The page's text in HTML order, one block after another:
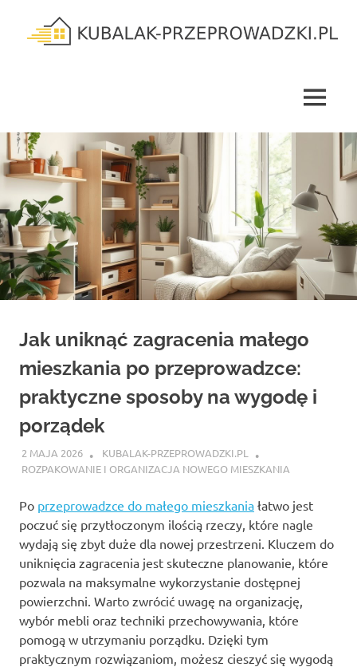
content
MENU
Jak uniknąć zagracenia małego
mieszkania po przeprowadzce:
praktyczne sposoby na wygodę i
porządek
2 MAJA 2026
KUBALAK-PRZEPROWADZKI.PL
ROZPAKOWANIE I ORGANIZACJA NOWEGO MIESZKANIA
Po przeprowadzce do małego mieszkania łatwo jest
poczuć się przytłoczonym ilością rzeczy, które nagle
wydają się zbyt duże dla nowej przestrzeni. Kluczem do
uniknięcia zagracenia jest skuteczne planowanie, które
pozwala na maksymalne wykorzystanie dostępnej
powierzchni. Warto zwrócić uwagę na organizację,
wybór mebli oraz techniki przechowywania, które
pomogą w utrzymaniu porządku. Dzięki tym
praktycznym rozwiązaniom, możesz cieszyć się wygodą